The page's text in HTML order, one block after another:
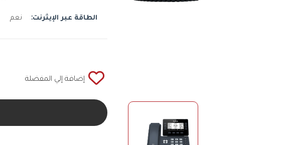
الطاقة عبر الإيثرنت: نعم
إضافة إلي المفضلة